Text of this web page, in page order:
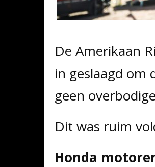
De Amerikaan
in geslaagd om
geen
Dit was ruim
Honda